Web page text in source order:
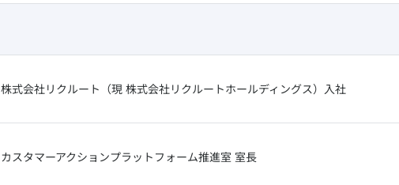
株式会社リクルート（現 株式会社リクルートホールディングス）入社
カスタマーアクションプラットフォーム推進室 室長